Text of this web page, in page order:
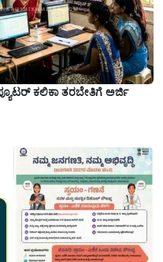
ಕಲಿಕಾ ತರಬೇತಿಗೆ ಅರ್ಜಿ